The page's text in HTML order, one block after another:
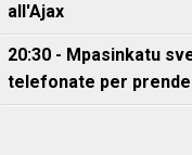
all'Ajax
20:30 - Mpasinkatu
telefonate per